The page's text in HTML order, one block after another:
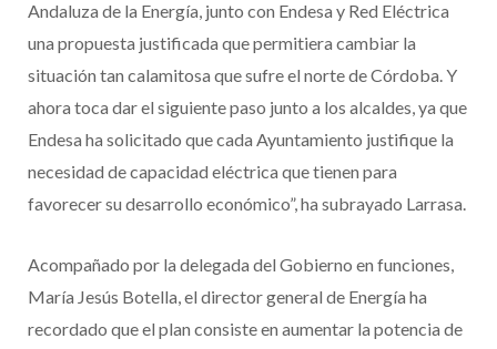
Andaluza de la Energía, junto con Endesa y Red Eléctrica
una propuesta justificada que permitiera cambiar la
situación tan calamitosa que sufre el norte de Córdoba. Y
ahora toca dar el siguiente paso junto a los alcaldes, ya que
Endesa ha solicitado que cada Ayuntamiento justifique la
necesidad de capacidad eléctrica que tienen para
favorecer su desarrollo económico”, ha subrayado Larrasa.
Acompañado por la delegada del Gobierno en funciones,
María Jesús Botella, el director general de Energía ha
recordado que el plan consiste en aumentar la potencia de